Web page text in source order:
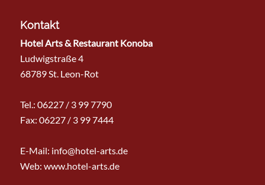
Kontakt
Hotel Arts & Restaurant Konoba
Ludwigstraße 4
68789 St. Leon-Rot
Tel.: 06227 / 3 99 7790
Fax: 06227 / 3 99 7444
E-Mail: info@hotel-arts.de
Web: www.hotel-arts.de